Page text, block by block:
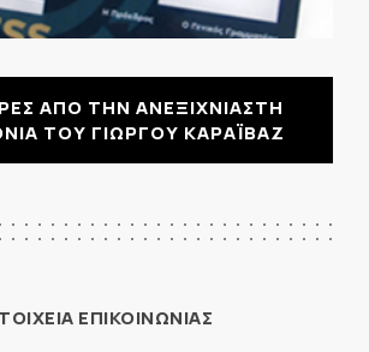
ΑΠΟ ΤΗΝ ΑΝΕΞΙΧΝΙΑΣΤΗ
ΤΟΥ ΓΙΩΡΓΟΥ ΚΑΡΑΪΒΑΖ
ΕΠΙΚΟΙΝΩΝΙΑΣ